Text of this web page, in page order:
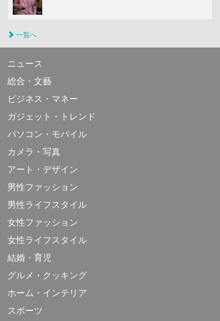
一覧へ
ニュース
総合・文藝
ビジネス・マネー
ガジェット・トレンド
パソコン・モバイル
カメラ・写真
アート・デザイン
男性ファッション
男性ライフスタイル
女性ファッション
女性ライフスタイル
結婚・育児
グルメ・クッキング
ホーム・インテリア
スポーツ